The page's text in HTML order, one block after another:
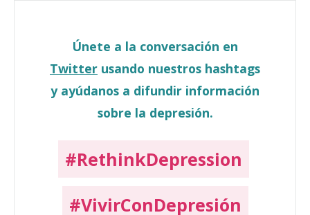
Únete a la conversación en
Twitter usando nuestros hashtags
y ayúdanos a difundir información
sobre la depresión.
#RethinkDepression
#VivirConDepresión